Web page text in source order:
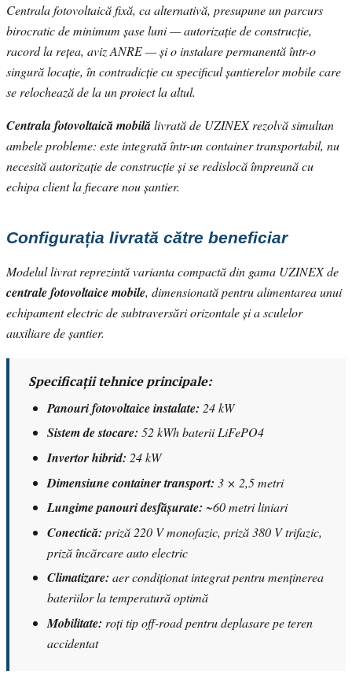
Centrala fotovoltaică fixă, ca alternativă, presupune un parcurs
birocratic de minimum șase luni — autorizație de construcție,
racord la rețea, aviz ANRE — și o instalare permanentă într-o
singură locație, în contradicție cu specificul șantierelor mobile care
se relochează de la un proiect la altul.
Centrala fotovoltaică mobilălivrată de UZINEX rezolvă simultan
ambele probleme: este integrată într-un container transportabil, nu
necesită autorizație de construcție și se redislocă împreună cu
echipa client la fiecare nou șantier.
Configurația livrată către beneficiar
Modelul livrat reprezintă varianta compactă din gama UZINEX de
centrale fotovoltaice mobile, dimensionată pentru alimentarea unui
echipament electric de subtraversări orizontale și a sculelor
auxiliare de șantier.
Specificații tehnice principale:
Panouri fotovoltaice instalate: 24 kW
Sistem de stocare: 52 kWh baterii LiFePO4
Invertor hibrid: 24 kW
Dimensiune container transport: 3 × 2,5 metri
Lungime panouri desfășurate: ~60 metri liniari
Conectică: priză 220 V monofazic, priză 380 V trifazic,
priză încărcare auto electric
Climatizare: aer condiționat integrat pentru menținerea
bateriilor la temperatură optimă
Mobilitate: roți tip off-road pentru deplasare pe teren
accidentat